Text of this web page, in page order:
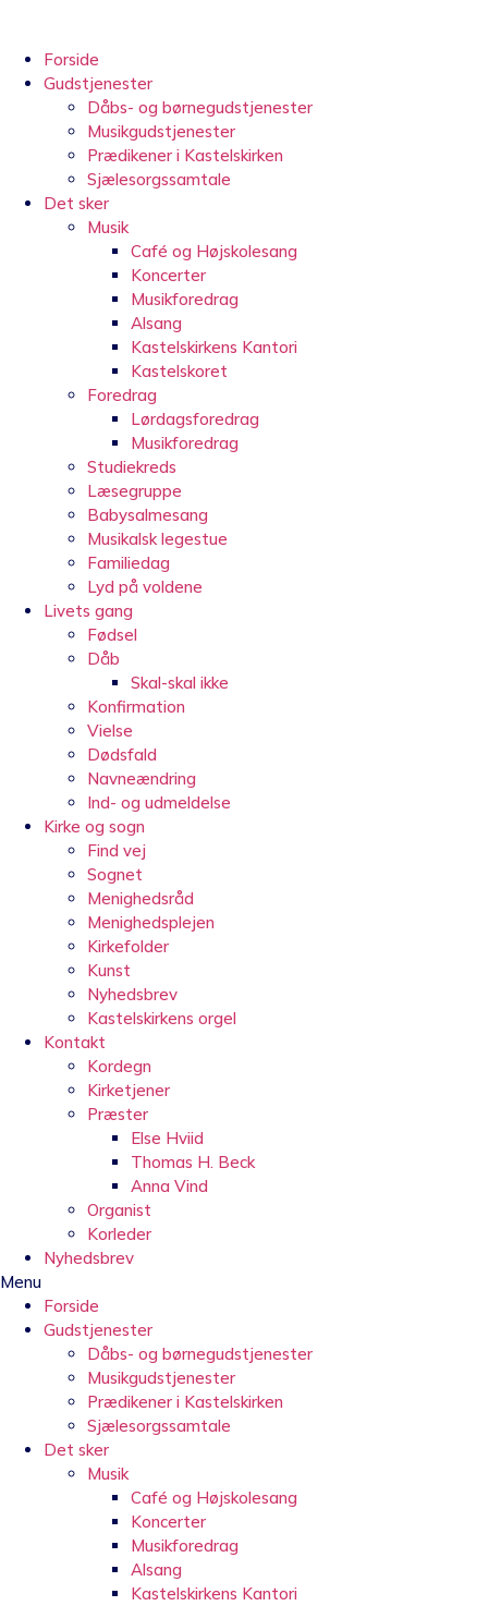
indholdForside
Gudstjenester
Dåbs- og børnegudstjenester
Musikgudstjenester
Prædikener i Kastelskirken
Sjælesorgssamtale
Det sker
Musik
Café og Højskolesang
Koncerter
Musikforedrag
Alsang
Kastelskirkens Kantori
Kastelskoret
Foredrag
Lørdagsforedrag
Musikforedrag
Studiekreds
Læsegruppe
Babysalmesang
Musikalsk legestue
Familiedag
Lyd på voldene
Livets gang
Fødsel
Dåb
Skal-skal ikke
Konfirmation
Vielse
Dødsfald
Navneændring
Ind- og udmeldelse
Kirke og sogn
Find vej
Sognet
Menighedsråd
Menighedsplejen
Kirkefolder
Kunst
Nyhedsbrev
Kastelskirkens orgel
Kontakt
Kordegn
Kirketjener
Præster
Else Hviid
Thomas H. Beck
Anna Vind
Organist
Korleder
Nyhedsbrev
Menu
Forside
Gudstjenester
Dåbs- og børnegudstjenester
Musikgudstjenester
Prædikener i Kastelskirken
Sjælesorgssamtale
Det sker
Musik
Café og Højskolesang
Koncerter
Musikforedrag
Alsang
Kastelskirkens Kantori